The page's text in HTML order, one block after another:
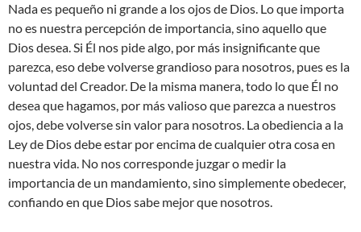
Nada es pequeño ni grande a los ojos de Dios. Lo que importa
no es nuestra percepción de importancia, sino aquello que
Dios desea. Si Él nos pide algo, por más insignificante que
parezca, eso debe volverse grandioso para nosotros, pues es la
voluntad del Creador. De la misma manera, todo lo que Él no
desea que hagamos, por más valioso que parezca a nuestros
ojos, debe volverse sin valor para nosotros. La obediencia a la
Ley de Dios debe estar por encima de cualquier otra cosa en
nuestra vida. No nos corresponde juzgar o medir la
importancia de un mandamiento, sino simplemente obedecer,
confiando en que Dios sabe mejor que nosotros.